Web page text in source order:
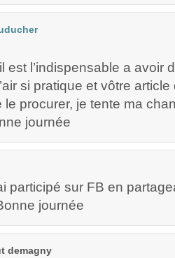
est l’indispensable a avoir
si pratique et vôtre
le procurer, je tente ma
journée
participé sur FB en
journée
demagny